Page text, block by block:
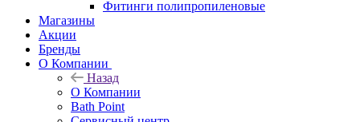
Фитинги полипропиленовые
Магазины
Акции
Бренды
О Компании
Назад
О Компании
Bath Point